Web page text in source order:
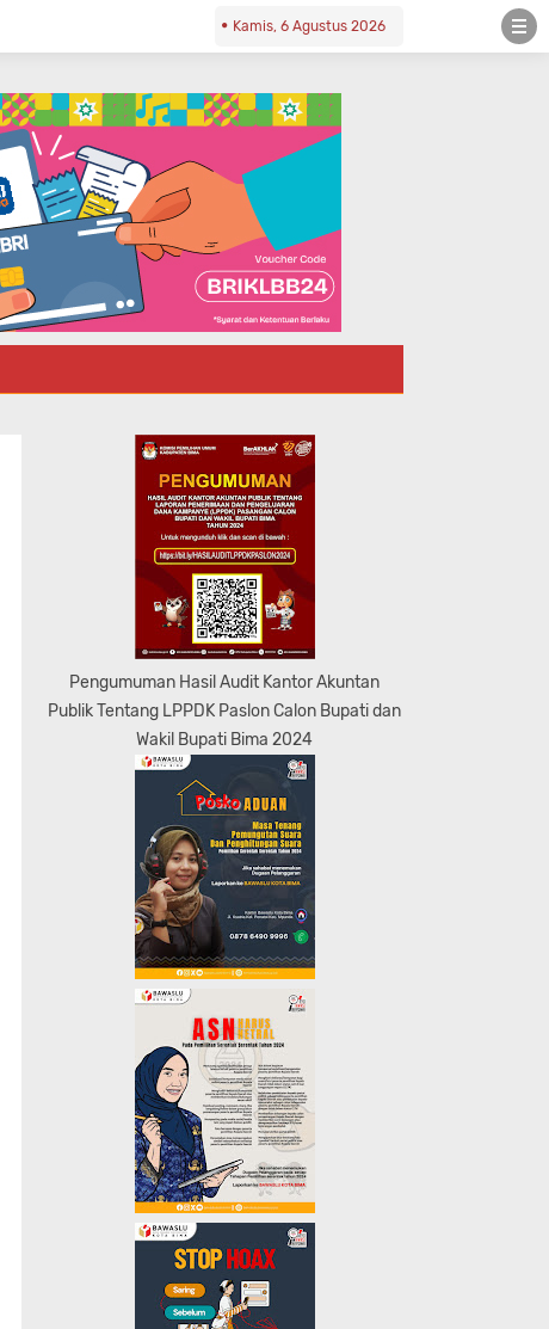
Kamis, 6 Agustus 2026
Pengumuman Hasil Audit Kantor Akuntan
Publik Tentang LPPDK Paslon Calon Bupati dan
Wakil Bupati Bima 2024